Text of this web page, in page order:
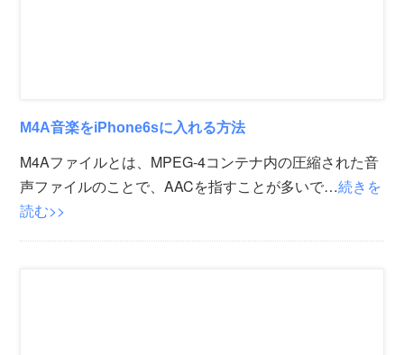
M4A音楽をiPhone6sに入れる方法
M4Aファイルとは、MPEG-4コンテナ内の圧縮された音
声ファイルのことで、AACを指すことが多いで…続きを
読む>>